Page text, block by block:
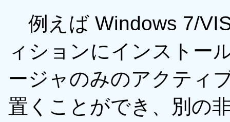
例えば Windows 7/
ィションにインストー
ージャのみのアクティ
置くことができ、別の